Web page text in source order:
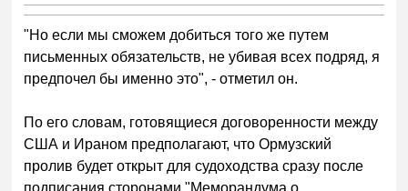
"Но если мы сможем добиться того же путем
письменных обязательств, не убивая всех подряд, я
предпочел бы именно это", - отметил он.
По его словам, готовящиеся договоренности между
США и Ираном предполагают, что Ормузский
пролив будет открыт для судоходства сразу после